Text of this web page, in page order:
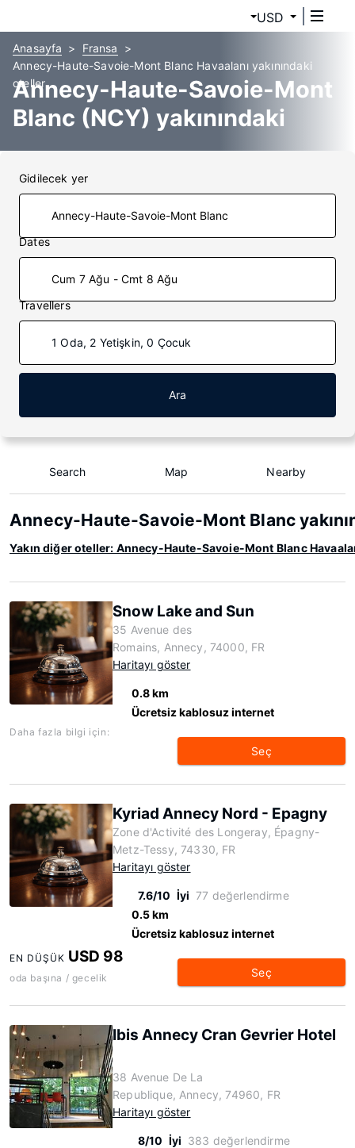
USD
Anasayfa
Fransa
Annecy-Haute-Savoie-Mont Blanc Havaalanı yakınındaki
oteller
Annecy-Haute-Savoie-Mont
Blanc (NCY) yakınındaki
oteller
Gidilecek yer
Dates
Cum 7 Ağu - Cmt 8 Ağu
Travellers
1 Oda, 2 Yetişkin, 0 Çocuk
Ara
Search Map Nearby
Annecy-Haute-Savoie-Mont Blanc
Yakın diğer oteller: Annecy-Haute-Savoie-Mont Blanc
Snow Lake and Sun
35 Avenue des
Romains, Annecy, 74000, FR
Haritayı göster
0.8 km
Ücretsiz kablosuz internet
Daha fazla bilgi için:
Seç
Kyriad Annecy Nord - Epagny
Zone d'Activité des Longeray, Épagny-
Metz-Tessy, 74330, FR
Haritayı göster
7.6/10 İyi 77 değerlendirme
0.5 km
Ücretsiz kablosuz internet
EN DÜŞÜK USD 98
oda başına / gecelik Seç
Ibis Annecy Cran Gevrier Hotel
38 Avenue De La
Republique, Annecy, 74960, FR
Haritayı göster
8/10 İyi 383 değerlendirme